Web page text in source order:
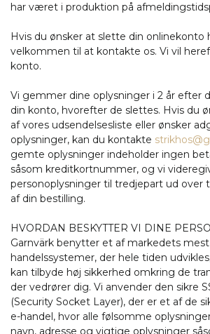
har været i produktion på
Hvis du ønsker at slette din onlinekonto
velkommen til at kontakte os. Vi vil
konto.
Vi gemmer dine oplysninger i 2 år efter
din konto, hvorefter de slettes. Hvis du
af vores udsendelsesliste eller ønsker
oplysninger, kan du kontakte
gemte oplysninger indeholder ingen
såsom kreditkortnummer, og vi
personoplysninger til tredjepart ud over
af din bestilling.
HVORDAN BESKYTTER VI DINE
Garnvärk benytter et af markedets
handelssystemer, der hele tiden
kan tilbyde høj sikkerhed omkring de
der vedrører dig. Vi anvender den sikre
(Security Socket Layer), der er et af de
e-handel, hvor alle følsomme
navn, adresse og vigtige oplysninger